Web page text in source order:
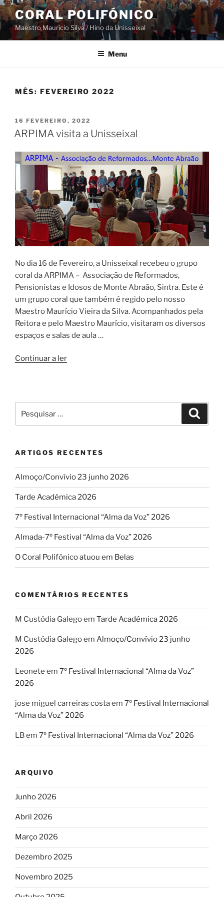
Saltar
para
o
conteúdo
CORAL POLIFÓNICO
Maestro Maurício Silva / Hino da Unisseixal
Menu
MÊS: FEVEREIRO 2022
PUBLICADO
EM
16 FEVEREIRO, 2022
ARPIMA visita a Unisseixal
No dia 16 de Fevereiro, a Unisseixal recebeu o grupo
coral da ARPIMA – Associação de Reformados,
Pensionistas e Idosos de Monte Abraão, Sintra. Este é
um grupo coral que também é regido pelo nosso
Maestro Maurício Vieira da Silva. Acompanhados pela
Reitora e pelo Maestro Maurício, visitaram os diversos
espaços e salas de aula …
Continuar a ler“ARPIMA
por:
ARTIGOS RECENTES
Almoço/Convívio 23 junho 2026
Tarde Académica 2026
7º Festival Internacional “Alma da Voz” 2026
Almada-7º Festival “Alma da Voz” 2026
O Coral Polifónico atuou em Belas
COMENTÁRIOS RECENTES
M Custódia Galegoem Tarde Académica 2026
M Custódia Galegoem Almoço/Convívio 23 junho
2026
Leonete em 7º Festival Internacional “Alma da Voz”
2026
jose miguel carreiras costaem 7º Festival Internacional
“Alma da Voz” 2026
LBem 7º Festival Internacional “Alma da Voz” 2026
ARQUIVO
Junho 2026
Abril 2026
Março 2026
Dezembro 2025
Novembro 2025